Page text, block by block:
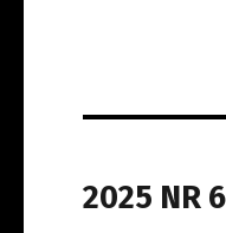
2025 NR